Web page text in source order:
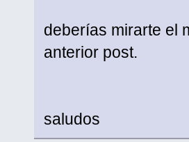
deberías mirarte el
anterior post.
saludos